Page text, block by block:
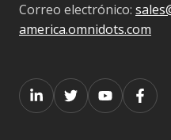
Correo electrónico:
america.omnidots.com